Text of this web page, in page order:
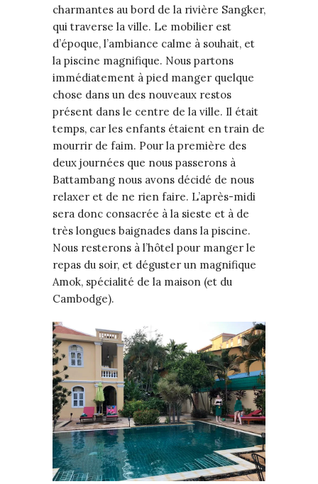
charmantes au bord de la rivière Sangker,
qui traverse la ville. Le mobilier est
d’époque, l’ambiance calme à souhait, et
la piscine magnifique. Nous partons
immédiatement à pied manger quelque
chose dans un des nouveaux restos
présent dans le centre de la ville. Il était
temps, car les enfants étaient en train de
mourrir de faim. Pour la première des
deux journées que nous passerons à
Battambang nous avons décidé de nous
relaxer et de ne rien faire. L’après-midi
sera donc consacrée à la sieste et à de
très longues baignades dans la piscine.
Nous resterons à l’hôtel pour manger le
repas du soir, et déguster un magnifique
Amok, spécialité de la maison (et du
Cambodge).